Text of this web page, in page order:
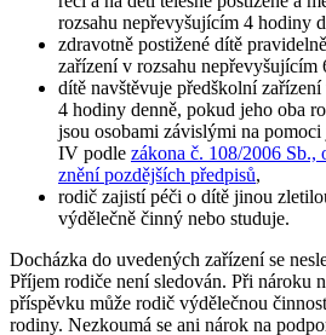
rozsahu nepřevyšujícím 4 hodiny
zdravotně postižené dítě
zařízení v rozsahu nepřevyšujícím
dítě navštěvuje předškolní
4 hodiny denně, pokud jeho oba
jsou osobami závislými na
IV podle zákona č. 108/2006 Sb.,
znění pozdějších předpisů,
rodič zajistí péči o dítě jinou
výdělečně činný nebo studuje.
Docházka do uvedených zařízení se
Příjem rodiče není sledován. Při nároku
příspěvku může rodič výdělečnou
rodiny. Nezkoumá se ani nárok na